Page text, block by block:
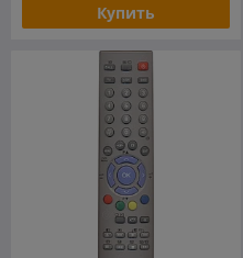
Купить